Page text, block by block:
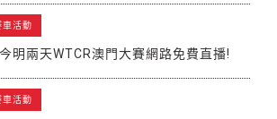
車活動
明兩天WTCR澳門大賽網路免費直播!
車活動